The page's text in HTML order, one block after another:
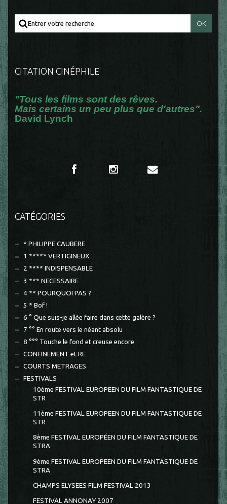
CITATION CINÉPHILE
"Tous les films sont des rêves.
Mais certains un peu plus que d'autres".
David Lynch
CATÉGORIES
* PHILIPPE CAUBERE
1 ***** VERTIGINEUX
2 **** INDISPENSABLE
3 *** NECESSAIRE
4 ** POURQUOI PAS ?
5 * Bof !
6 ° Que suis-je allée faire dans cette galère ?
7 °° En route vers le néant absolu
8 °°° Touche le fond et creuse encore
CONFINEMENT et RE
COURTS METRAGES
FESTIVALS
10ème FESTIVAL EUROPEEN DU FILM FANTASTIQUE DE
STR
11ème FESTIVAL EUROPEEN DU FILM FANTASTIQUE DE
STR
8ème FESTIVAL EUROPÉEN DU FILM FANTASTIQUE DE
STRA
9ème FESTIVAL EUROPEEN DU FILM FANTASTIQUE DE
STRA
CHAMPS ELYSEES FILM FESTIVAL 2013
FESTIVAL ANNONAY 2007